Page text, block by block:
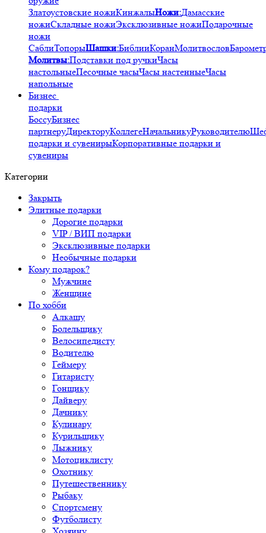
Златоустовские ножиКинжалыНожи:Дамасские
ножиСкладные ножиЭксклюзивные ножиПодарочные
ножи
СаблиТопорыШашки:БиблииКоранМолитвослов
Молитвы:Подставки под ручкиЧасы
настольныеПесочные часыЧасы настенныеЧасы
напольные
Бизнес
подарки
БоссуБизнес
партнеруДиректоруКоллегеНачальникуРуководителю
подарки и сувенирыКорпоративные подарки и
сувениры
Категории
Закрыть
Элитные подарки
Дорогие подарки
VIP / ВИП подарки
Эксклюзивные подарки
Необычные подарки
Кому подарок?
Мужчине
Женщине
По хобби
Алкашу
Болельщику
Велосипедисту
Водителю
Геймеру
Гитаристу
Гонщику
Дайверу
Дачнику
Кулинару
Курильщику
Лыжнику
Мотоциклисту
Охотнику
Путешественнику
Рыбаку
Спортсмену
Футболисту